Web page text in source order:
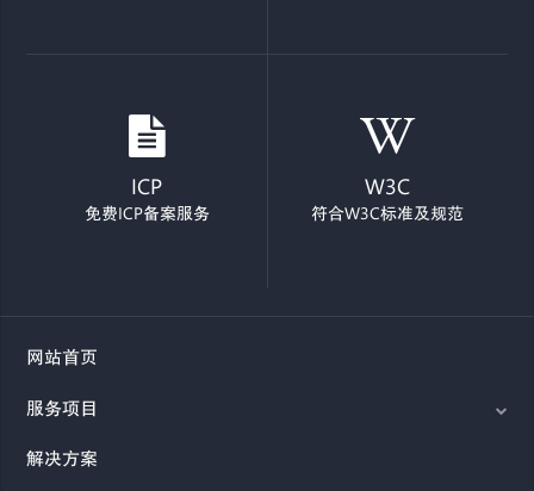
ICP
免费ICP备案服务
W3C
符合W3C标准及规范
网站首页
服务项目
解决方案